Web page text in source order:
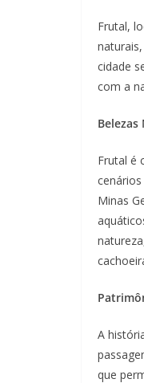
Frutal,
cidade
com a
Frutal é
Minas
A
que